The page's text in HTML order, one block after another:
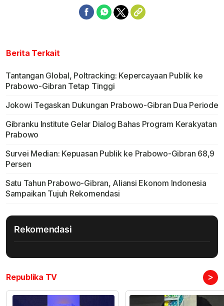
Berita Terkait
Tantangan Global, Poltracking: Kepercayaan Publik ke
Prabowo-Gibran Tetap Tinggi
Jokowi Tegaskan Dukungan Prabowo-Gibran Dua Periode
Gibranku Institute Gelar Dialog Bahas Program Kerakyatan
Prabowo
Survei Median: Kepuasan Publik ke Prabowo-Gibran 68,9
Persen
Satu Tahun Prabowo-Gibran, Aliansi Ekonom Indonesia
Sampaikan Tujuh Rekomendasi
Rekomendasi
Republika TV >